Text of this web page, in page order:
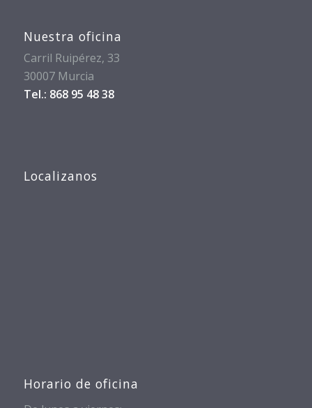
Nuestra oficina
Carril Ruipérez, 33
30007 Murcia
Tel.: 868 95 48 38
Localizanos
Horario de oficina